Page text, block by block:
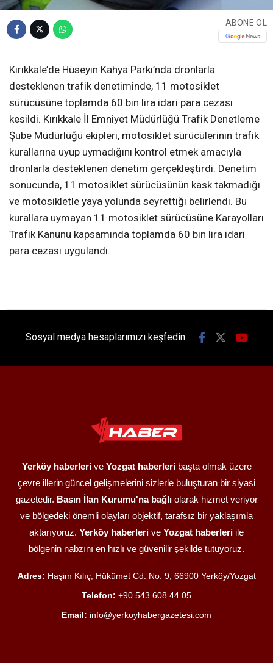
ABONE OL
Kırıkkale’de Hüseyin Kahya Parkı’nda dronlarla
desteklenen trafik denetiminde, 11 motosiklet
sürücüsüne toplamda 60 bin lira idari para cezası
kesildi. Kırıkkale İl Emniyet Müdürlüğü Trafik Denetleme
Şube Müdürlüğü ekipleri, motosiklet sürücülerinin trafik
kurallarına uyup uymadığını kontrol etmek amacıyla
dronlarla desteklenen denetim gerçekleştirdi. Denetim
sonucunda, 11 motosiklet sürücüsünün kask takmadığı
ve motosikletle yaya yolunda seyrettiği belirlendi. Bu
kurallara uymayan 11 motosiklet sürücüsüne Karayolları
Trafik Kanunu kapsamında toplamda 60 bin lira idari
para cezası uygulandı.
Sosyal medya hesaplarımızı keşfedin
Yerköy haberlerive Yozgat haberleribaşta olmak üzere
çevre illerin güncel gelişmelerini sizlerle buluşturan bir siyasi
gazetedir. Basın İlan Kurumu'na bağlıolarak hizmet veriyor
ve bölgedeki önemli olayları objektif, tarafsız bir yaklaşımla
aktarıyoruz. Yerköy haberleri ve Yozgat haberleri ile
bölgenin nabzını en hızlı ve güvenilir şekilde tutuyoruz.
Adres: Haşim Kılıç, Hükümet Cd. No: 9, 66900 Yerköy/Yozgat
Telefon: +90 543 608 44 05
Email: info@yerkoyhabergazetesi.com